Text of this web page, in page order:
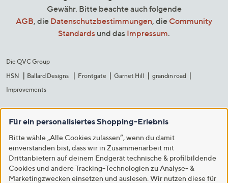
Gewähr. Bitte beachte auch folgende
AGB, die Datenschutzbestimmungen, die Community
Standards und das Impressum.
Die QVC Group
HSN
Ballard Designs Frontgate Garnet Hill
grandin road
Improvements
Für ein personalisiertes Shopping-Erlebnis
Bitte wähle „Alle Cookies zulassen“, wenn du damit
einverstanden bist, dass wir in Zusammenarbeit mit
Drittanbietern auf deinem Endgerät technische & profilbildende
Cookies und andere Tracking-Technologien zu Analyse- &
Marketingzwecken einsetzen und auslesen. Wir nutzen diese für